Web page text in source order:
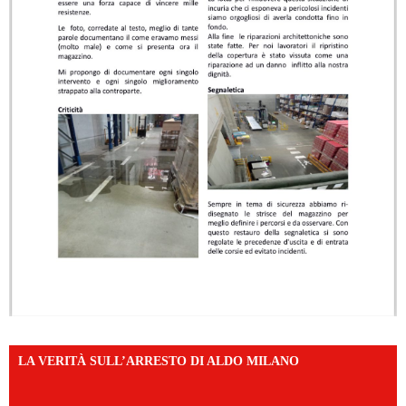
LA VERITÀ SULL’ARRESTO DI ALDO MILANO